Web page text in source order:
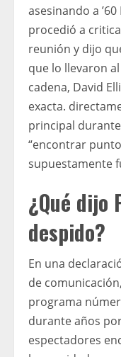
asesinando a
procedió a
reunión y dijo
que lo llevaron
cadena, David
exacta.
principal
“encontrar
supuestamente
¿Qué dijo
despido?
En una
de comunicación,
programa
durante años
espectadores